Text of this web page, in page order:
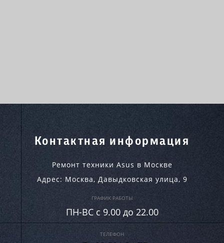
Контактная информация
Ремонт техники Asus в Москве
Адрес: Москва, Давыдковская улица, 9
ГРАФИК РАБОТЫ
ПН-ВC c 9.00 до 22.00
ТЕЛЕФОН